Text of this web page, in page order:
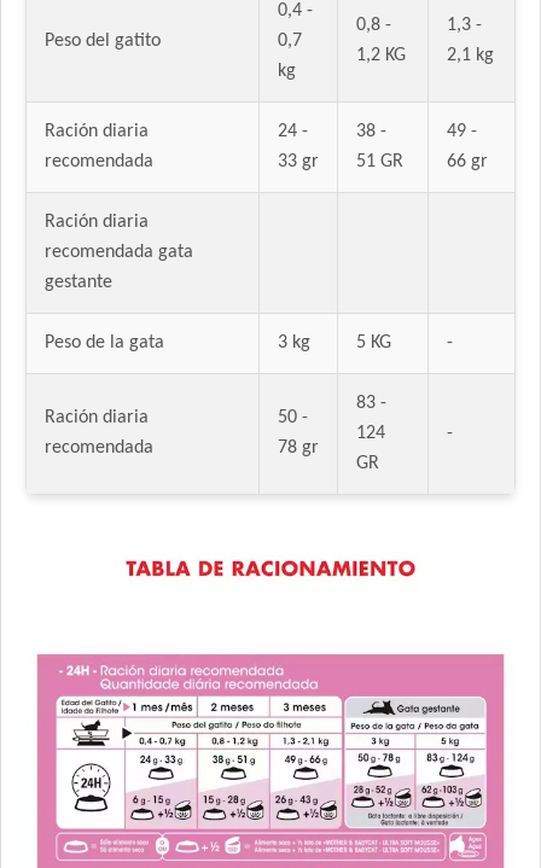
Peso del gatito
0,4 -
0,7
kg
0,8 -
1,2 KG
1,3 -
2,1 kg
Ración diaria
recomendada
24 -
33 gr
38 -
51 GR
49 -
66 gr
Ración diaria
recomendada gata
gestante
Peso de la gata 3 kg 5 KG -
Ración diaria
recomendada
50 -
78 gr
83 -
124
GR
-